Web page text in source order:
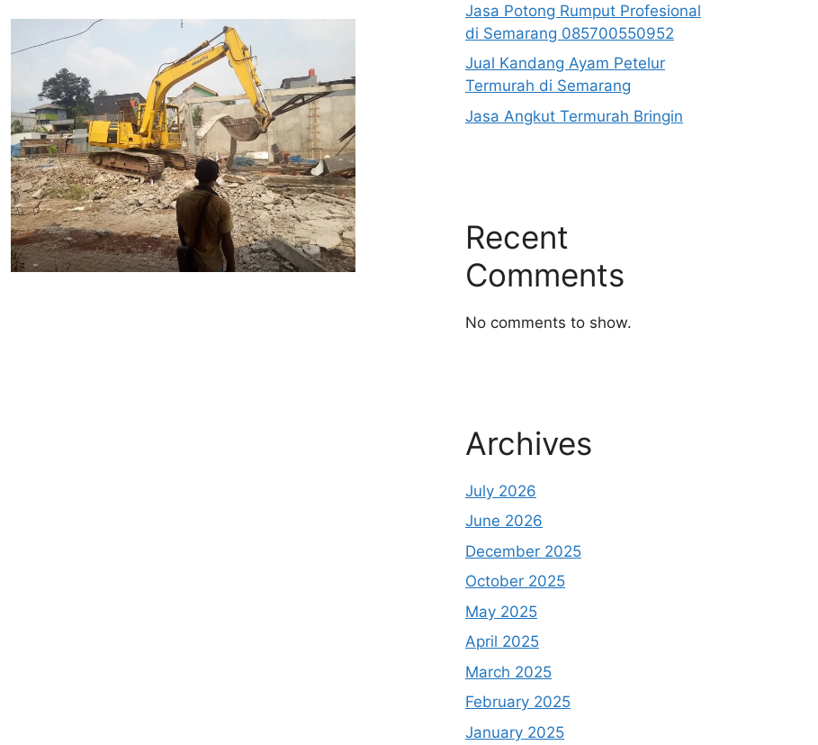
Jasa Potong Rumput Profesional
di Semarang 085700550952
Jual Kandang Ayam Petelur
Termurah di Semarang
Jasa Angkut Termurah Bringin
Recent
Comments
No comments to show.
Archives
July 2026
June 2026
December 2025
October 2025
May 2025
April 2025
March 2025
February 2025
January 2025